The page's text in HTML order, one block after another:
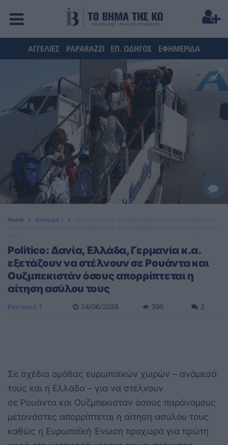
ΑΓΓΕΛΙΕΣ PAPARAZZI ΕΠ. ΟΔΗΓΟΣ ΕΦΗΜΕΡΙΔΑ
Home Κεντρική 1
Politico: Δανία, Ελλάδα, Γερμανία κ.α.
εξετάζουν να στέλνουν σε Ρουάντα και
Ουζμπεκιστάν όσους απορρίπτεται η
αίτηση ασύλου τους
Κεντρική 1 24/06/2026 395 2
Σε σχέδια ομάδας ευρωπαϊκών χωρών – ανάμεσά
τους και η Ελλάδα – για να στέλνουν
σε Ρουάντα και Ουζμπεκιστάν όσους παράνομους
μετανάστες απορρίπτεται η αίτηση ασύλου τους
καθώς η Ευρωπαϊκή Ένωση προχωρά για πρώτη